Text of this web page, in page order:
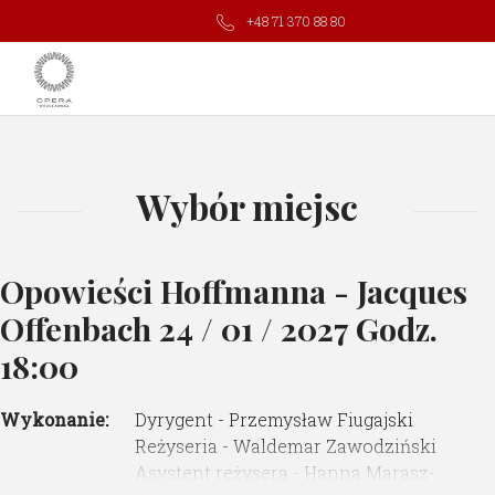
+48 71 370 88 80
Wybór miejsc
Opowieści Hoffmanna - Jacques
Offenbach 24 / 01 / 2027 Godz.
18:00
Wykonanie:
Dyrygent - Przemysław Fiugajski
Reżyseria - Waldemar Zawodziński
Asystent reżysera - Hanna Marasz-